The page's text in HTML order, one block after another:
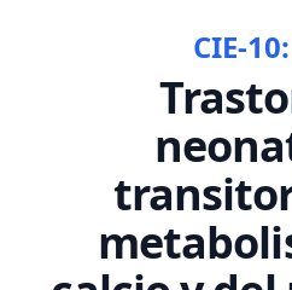
CIE-10: